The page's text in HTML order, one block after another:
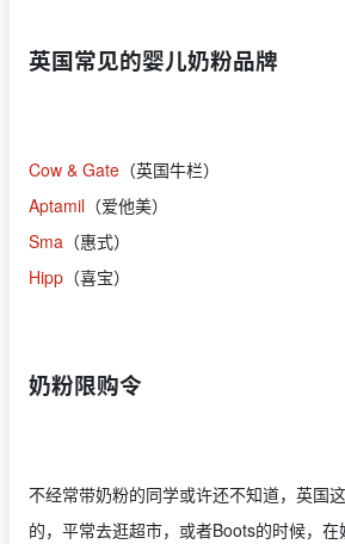
英国常见的婴儿奶粉品牌
Cow & Gate （英国牛栏）
Aptamil （爱他美）
Sma （惠式）
Hipp （喜宝）
奶粉限购令
不经常带奶粉的同学或许还不知道，英国
的，平常去逛超市，或者Boots的时候，